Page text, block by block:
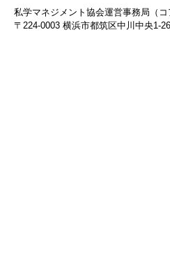
私学マネジメント協会運営事務局（コ
〒224-0003 横浜市都筑区中川中央1-